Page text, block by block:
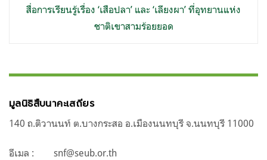
สื่อการเรียนรู้เรื่อง ‘เสือปลา’ และ ‘เลียงผา’ ที่อุทยานแห่ง
ชาติเขาสามร้อยยอด
มูลนิธิสืบนาคะเสถียร
140 ถ.ติวานนท์ ต.บางกระสอ อ.เมืองนนทบุรี จ.นนทบุรี 11000
อีเมล :
snf@seub.or.th